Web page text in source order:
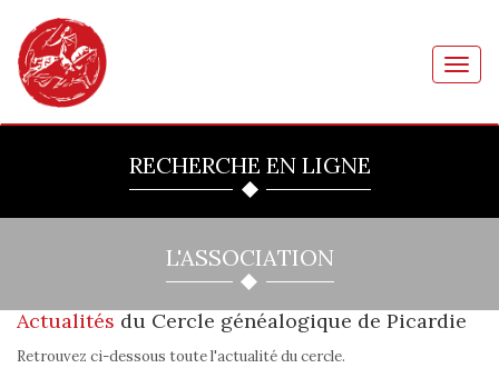
RECHERCHE EN LIGNE
L'ASSOCIATION
Actualités du Cercle généalogique de Picardie
Retrouvez ci-dessous toute l'actualité du cercle.